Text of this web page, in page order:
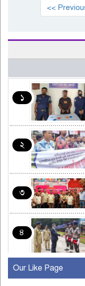
<<
১
২
৩
৪
৫
Our Like Page